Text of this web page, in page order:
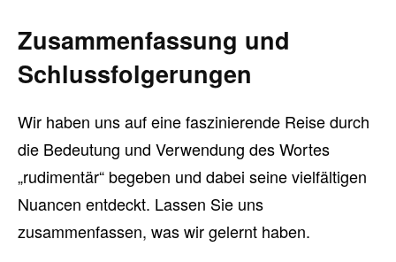
Zusammenfassung und
Schlussfolgerungen
Wir haben uns auf eine faszinierende Reise durch
die Bedeutung und Verwendung des Wortes
„rudimentär“ begeben und dabei seine vielfältigen
Nuancen entdeckt. Lassen Sie uns
zusammenfassen, was wir gelernt haben.